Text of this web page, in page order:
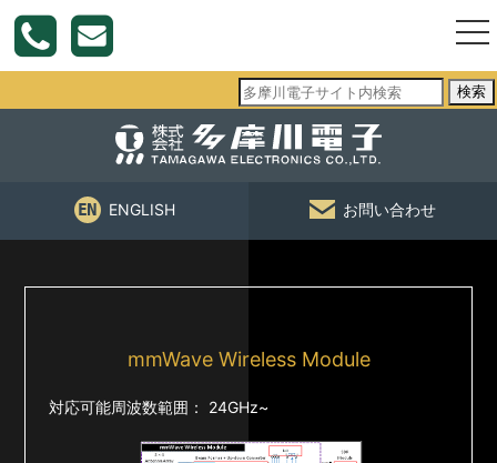
検索
ENGLISH お問い合わせ
mmWave Wireless Module
対応可能周波数範囲： 24GHz~